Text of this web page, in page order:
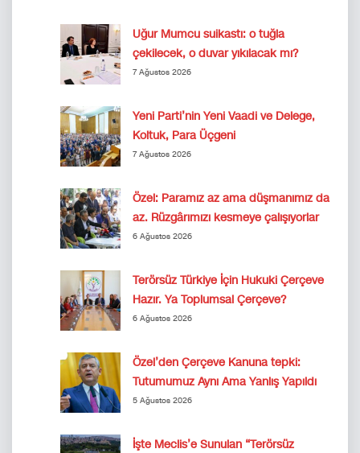
Uğur Mumcu suikastı: o tuğla
çekilecek, o duvar yıkılacak mı?
7 Ağustos 2026
Yeni Parti’nin Yeni Vaadi ve Delege,
Koltuk, Para Üçgeni
7 Ağustos 2026
Özel: Paramız az ama düşmanımız da
az. Rüzgârımızı kesmeye çalışıyorlar
6 Ağustos 2026
Terörsüz Türkiye İçin Hukuki Çerçeve
Hazır. Ya Toplumsal Çerçeve?
6 Ağustos 2026
Özel’den Çerçeve Kanuna tepki:
Tutumumuz Aynı Ama Yanlış Yapıldı
5 Ağustos 2026
İşte Meclis’e Sunulan “Terörsüz